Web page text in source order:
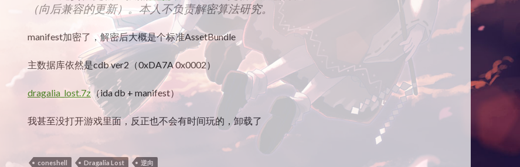
（向后兼容的更新）。本人不负责解密算法研究。
manifest加密了，解密后大概是个标准AssetBundle
主数据库依然是cdb ver2（0xDA7A 0x0002）
dragalia_lost.7z （ida db + manifest）
我甚至没打开游戏里面，反正也不会有时间玩的，卸载了
coneshell Dragalia Lost 逆向